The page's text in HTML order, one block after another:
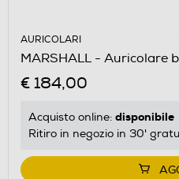
AURICOLARI
MARSHALL - Auricolare
€ 184,00
Acquisto online: disponibile
Ritiro in negozio in 30'